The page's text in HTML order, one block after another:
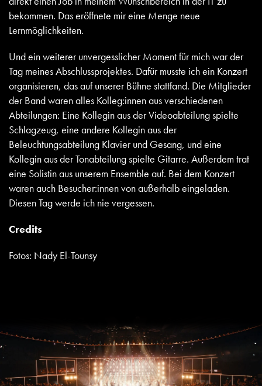
bekommen. Das eröffnete mir eine Menge neue
Lernmöglichkeiten.
Und ein weiterer unvergesslicher Moment für mich war der
Tag meines Abschlussprojektes. Dafür musste ich ein Konzert
organisieren, das auf unserer Bühne stattfand. Die Mitglieder
der Band waren alles Kolleg:innen aus verschiedenen
Abteilungen: Eine Kollegin aus der Videoabteilung spielte
Schlagzeug, eine andere Kollegin aus der
Beleuchtungsabteilung Klavier und Gesang, und eine
Kollegin aus der Tonabteilung spielte Gitarre. Außerdem trat
eine Solistin aus unserem Ensemble auf. Bei dem Konzert
waren auch Besucher:innen von außerhalb eingeladen.
Diesen Tag werde ich nie vergessen.
Credits
Fotos: Nady El-Tounsy